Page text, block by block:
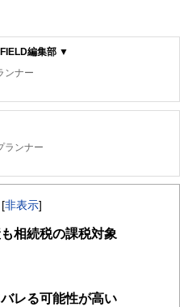
編集部 ▼
ンナー
、金融、経済に関する記事を、日々
きるようわかりやすく発信していま
暮らし」に関する書籍・雑誌の編集経
立案から記事掲載まですべての工程に
、ファイナンシャルプランナー、弁
物取引士、相続診断士、住宅ローンア
ナー、公認会計士、社会保険労務
を執筆者・監修者として迎え、むず
ランナー
ー ,宅地建物取引士, マンション管理
年、その間１０回以上の転勤を経験
が経験した「サラリーマンの退職、
ナー講師など精力的に活動。また、
妻と長女と犬１匹。
[非表示]
相続税の課税対象
レる可能性が高い